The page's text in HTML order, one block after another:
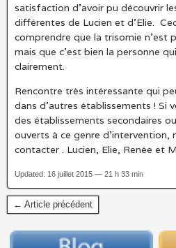
satisfaction d’avoir pu découvrir
différentes de Lucien et d’Elie.
comprendre que la trisomie n’est
mais que c’est bien la personne
clairement.
Rencontre très intéressante qui
dans d’autres établissements ! Si
des établissements secondaires
ouverts à ce genre d’intervention,
contacter . Lucien, Elie, Renée et
Updated: 16 juillet 2015 — 21 h 33 min
← Article précédent